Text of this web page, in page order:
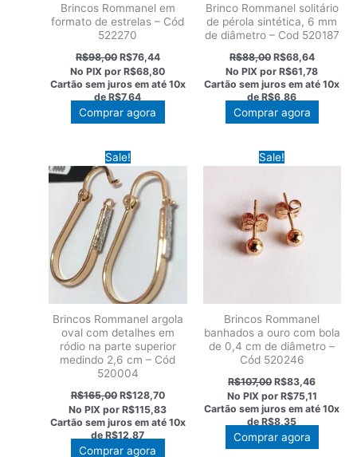
Brincos Rommanel em
formato de estrelas – Cód
522270
R$98,00 O
preço
original
era:
R$98,00.
R$76,44O
preço
atual
é:
R$76,44.
No PIX porR$68,80
Cartão sem juros em até 10x
de R$7,64
Comprar agora
Brinco Rommanel solitário
de pérola sintética, 6 mm
de diâmetro – Cod 520187
R$88,00 O
preço
original
era:
R$88,00.
R$68,64O
preço
atual
é:
No PIX porR$61,78
Cartão sem juros em até10x
de R$6,86
Comprar agora
Sale!
Brincos Rommanel argola
oval com detalhes em
ródio na parte superior
medindo 2,6 cm – Cód
520004
R$165,00 O
preço
original
era:
R$165,00.
R$128,70O
preço
atual
é:
R$128,70.
No PIX porR$115,83
Cartão sem juros em até 10x
de R$12,87
Comprar agora
Sale!
Brincos Rommanel
banhados a ouro com bola
de 0,4 cm de diâmetro –
Cód 520246
R$107,00O
preço
original
era:
R$107,00.
R$83,46O
preço
atual
é:
No PIX por R$75,11
Cartão sem juros em até10x
de R$8,35
Comprar agora